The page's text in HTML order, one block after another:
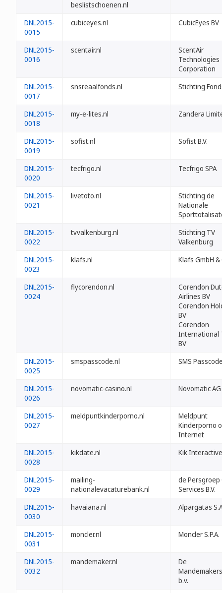
beslistschoenen.nl
DNL2015-
0015
cubiceyes.nl CubicEyes BV
DNL2015-
0016
scentair.nl
ScentAir
Technologies
Corporation
DNL2015-
0017
snsreaalfonds.nl Stichting
DNL2015-
0018
my-e-lites.nl Zandera
DNL2015-
0019
sofist.nl Sofist B.V.
DNL2015-
0020
tecfrigo.nl Tecfrigo SPA
DNL2015-
0021
livetoto.nl
Stichting de
Nationale
DNL2015-
0022
tvvalkenburg.nl
Stichting TV
Valkenburg
DNL2015-
0023
klafs.nl Klafs GmbH &
DNL2015-
0024
flycorendon.nl
Corendon
Airlines BV
Corendon
BV
Corendon
International
BV
DNL2015-
0025
smspasscode.nl SMS
DNL2015-
0026
novomatic-casino.nl Novomatic AG
DNL2015-
0027
meldpuntkinderporno.nl
Meldpunt
Kinderporno
Internet
DNL2015-
0028
kikdate.nl Kik
DNL2015-
0029
mailing-
nationalevacaturebank.nl
de Persgroep
Services B.V.
DNL2015-
0030
havaiana.nl Alpargatas
DNL2015-
0031
moncler.nl Moncler S.P.A.
DNL2015-
0032
mandemaker.nl
De
b.v.